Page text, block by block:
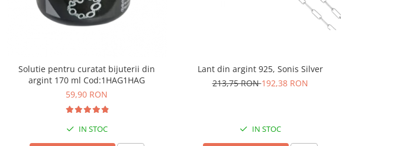
Solutie pentru curatat bijuterii din
argint 170 ml Cod:1HAG1HAG
59,90 RON
IN STOC
Lant din argint 925, Sonis Silver
213,75 RON192,38 RON
IN STOC